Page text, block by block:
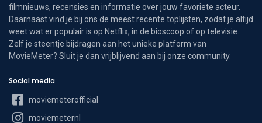
filmnieuws, recensies en informatie over jouw favoriete acteur.
Daarnaast vind je bij ons de meest recente toplijsten, zodat je altijd
weet wat er populair is op Netflix, in de bioscoop of op televisie.
Zelf je steentje bijdragen aan het unieke platform van
MovieMeter? Sluit je dan vrijblijvend aan bij onze community.
Social media
moviemeterofficial
moviemeternl